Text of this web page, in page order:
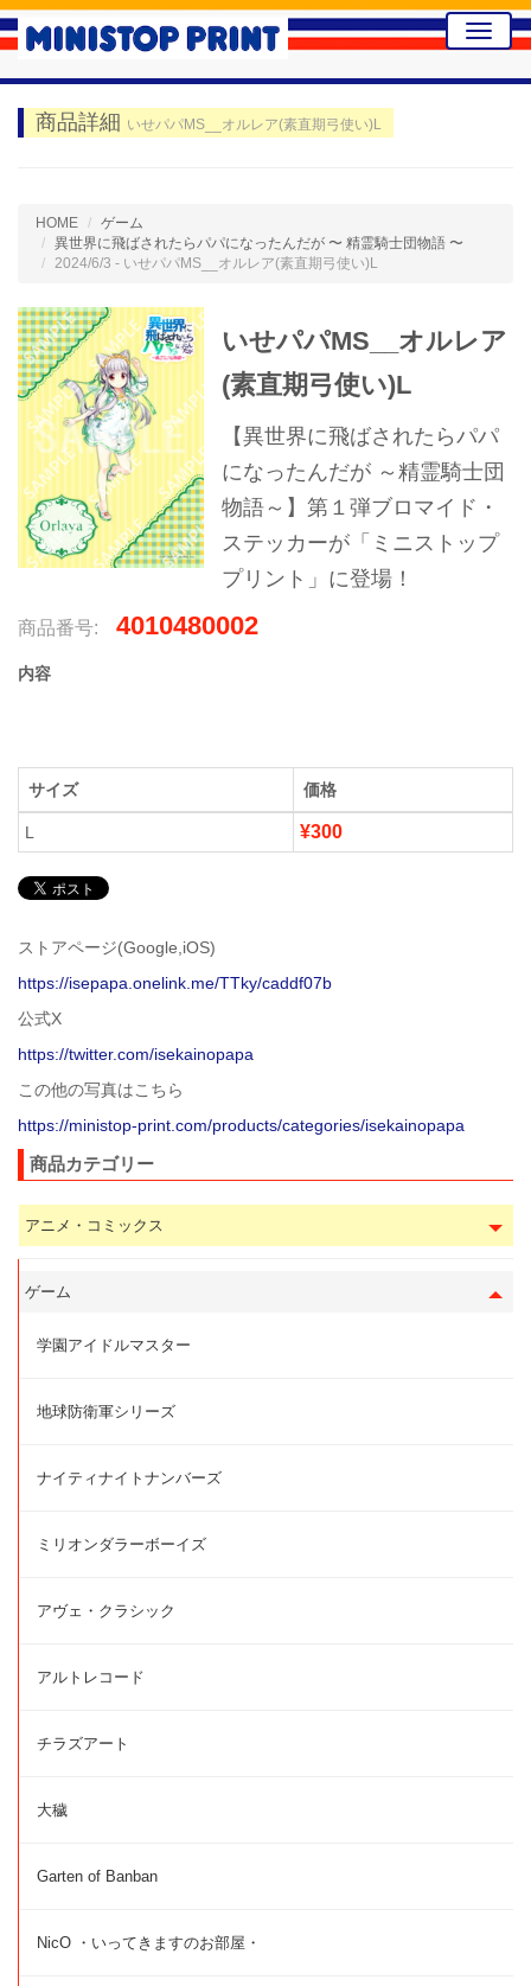
Toggle
商品詳細 いせパパMS__オルレア(素直期弓使い)L
HOME
ゲーム
異世界に飛ばされたらパパになったんだが 〜 精霊騎士団物語 〜
2024/6/3 - いせパパMS__オルレア(素直期弓使い)L
いせパパMS__オルレア
(素直期弓使い)L
【異世界に飛ばされたらパパ
になったんだが ～精霊騎士団
物語～】第１弾ブロマイド・
ステッカーが「ミニストップ
プリント」に登場！
商品番号: 4010480002
内容
サイズ 価格
L ¥300
ストアページ(Google,iOS)
https://isepapa.onelink.me/TTky/caddf07b
公式X
https://twitter.com/isekainopapa
この他の写真はこちら
https://ministop-print.com/products/categories/isekainopapa
商品カテゴリー
アニメ・コミックス
ゲーム
学園アイドルマスター
地球防衛軍シリーズ
ナイティナイトナンバーズ
ミリオンダラーボーイズ
アヴェ・クラシック
アルトレコード
チラズアート
大穢
Garten of Banban
NicO ・いってきますのお部屋・